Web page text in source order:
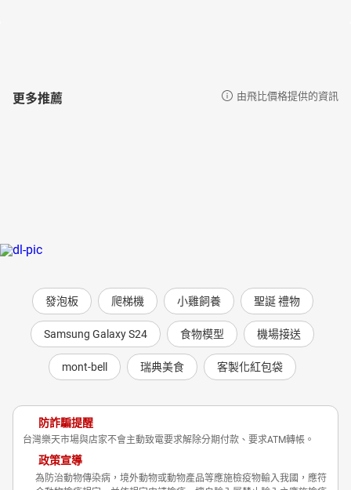
更多推薦 由飛比價格提供的資訊
發泡板 爬梯機 小雞飼養 聖誕 禮物
Samsung Galaxy S24 食物模型 機場接送
mont-bell 瑞典美食 客製化紅包袋
防詐騙提醒
台灣樂天市場與店家不會主動致電要求解除分期付款、要求ATM轉帳。
政策宣導
為防治動物傳染病，境外動物或動物產品等應施檢疫物輸入我國，應符